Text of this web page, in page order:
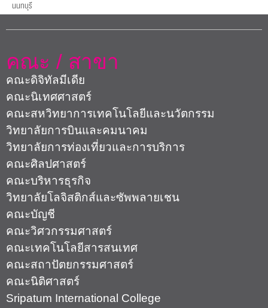
นนทบุรี
คณะ / สาขา
คณะดิจิทัลมีเดีย
คณะนิเทศศาสตร์
คณะสหวิทยาการเทคโนโลยีและนวัตกรรม
วิทยาลัยการบินและคมนาคม
วิทยาลัยการท่องเที่ยวและการบริการ
คณะศิลปศาสตร์
คณะบริหารธุรกิจ
วิทยาลัยโลจิสติกส์และซัพพลายเชน
คณะบัญชี
คณะวิศวกรรมศาสตร์
คณะเทคโนโลยีสารสนเทศ
คณะสถาปัตยกรรมศาสตร์
คณะนิติศาสตร์
Sripatum International College